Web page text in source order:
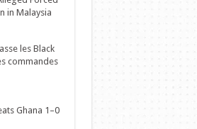
in Malaysia
les Black
commandes
Ghana 1–0